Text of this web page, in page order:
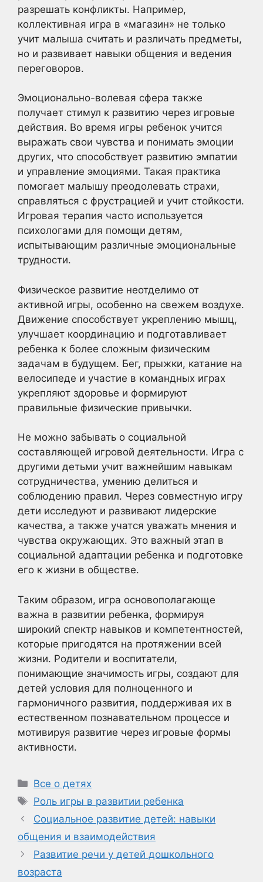
разрешать конфликты. Например,
коллективная игра в «магазин» не только
учит малыша считать и различать предметы,
но и развивает навыки общения и ведения
переговоров.
Эмоционально-волевая сфера также
получает стимул к развитию через игровые
действия. Во время игры ребенок учится
выражать свои чувства и понимать эмоции
других, что способствует развитию эмпатии
и управление эмоциями. Такая практика
помогает малышу преодолевать страхи,
справляться с фрустрацией и учит стойкости.
Игровая терапия часто используется
психологами для помощи детям,
испытывающим различные эмоциональные
трудности.
Физическое развитие неотделимо от
активной игры, особенно на свежем воздухе.
Движение способствует укреплению мышц,
улучшает координацию и подготавливает
ребенка к более сложным физическим
задачам в будущем. Бег, прыжки, катание на
велосипеде и участие в командных играх
укрепляют здоровье и формируют
правильные физические привычки.
Не можно забывать о социальной
составляющей игровой деятельности. Игра с
другими детьми учит важнейшим навыкам
сотрудничества, умению делиться и
соблюдению правил. Через совместную игру
дети исследуют и развивают лидерские
качества, а также учатся уважать мнения и
чувства окружающих. Это важный этап в
социальной адаптации ребенка и подготовке
его к жизни в обществе.
Таким образом, игра основополагающе
важна в развитии ребенка, формируя
широкий спектр навыков и компетентностей,
которые пригодятся на протяжении всей
жизни. Родители и воспитатели,
понимающие значимость игры, создают для
детей условия для полноценного и
гармоничного развития, поддерживая их в
естественном познавательном процессе и
мотивируя развитие через игровые формы
активности.
Рубрики
Все о детях
Метки
Роль игры в развитии ребенка
Социальное развитие детей: навыки
общения и взаимодействия
Развитие речи у детей дошкольного
возраста